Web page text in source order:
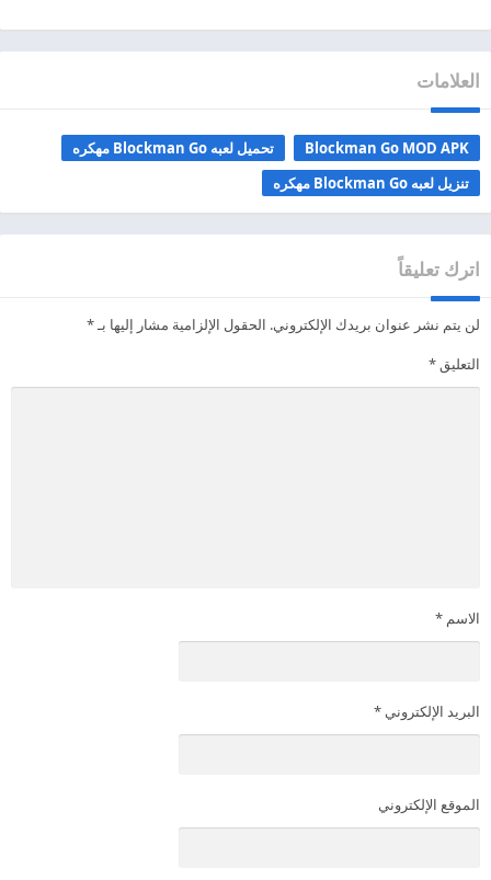
العلامات
Blockman Go MOD APK
تحميل لعبه Blockman Go مهكره
تنزيل لعبه Blockman Go مهكره
اترك تعليقاً
لن يتم نشر عنوان بريدك الإلكتروني. الحقول الإلزامية مشار إليها بـ*
التعليق *
الاسم *
البريد الإلكتروني *
الموقع الإلكتروني